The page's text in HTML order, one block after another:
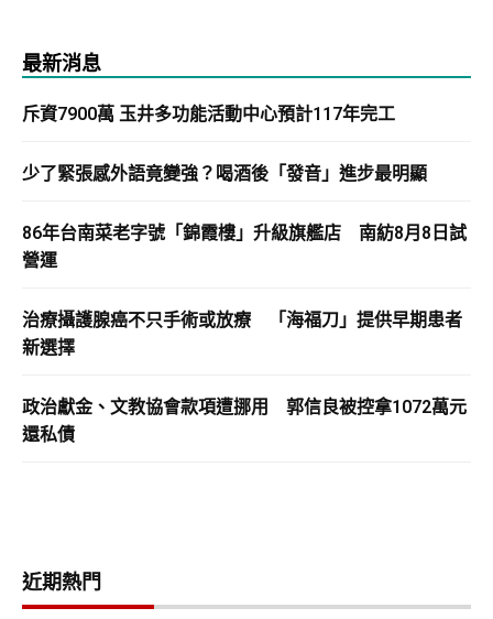
最新消息
斥資7900萬 玉井多功能活動中心預計117年完工
少了緊張感外語竟變強？喝酒後「發音」進步最明顯
86年台南菜老字號「錦霞樓」升級旗艦店 南紡8月8日試
營運
治療攝護腺癌不只手術或放療 「海福刀」提供早期患者
新選擇
政治獻金、文教協會款項遭挪用 郭信良被控拿1072萬元
還私債
近期熱門